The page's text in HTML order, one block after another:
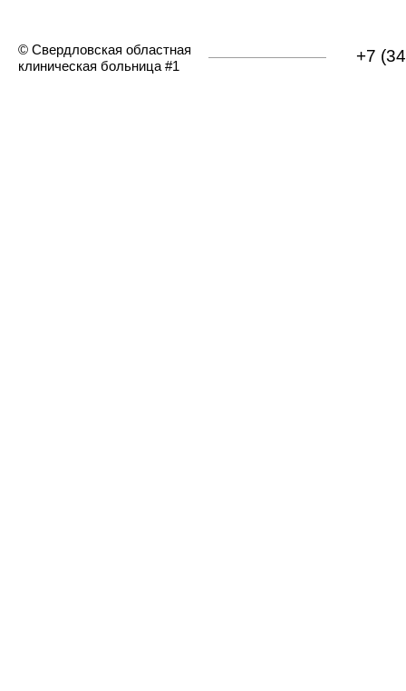
© Свердловская областная
клиническая больница #1
+7